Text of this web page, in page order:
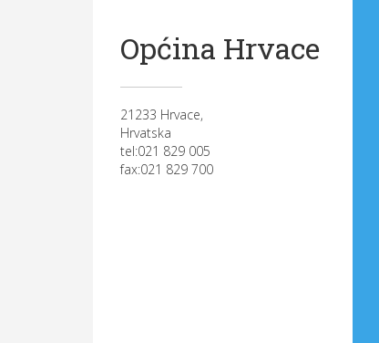
Općina Hrvace
21233 Hrvace,
Hrvatska
tel:021 829 005
fax:021 829 700